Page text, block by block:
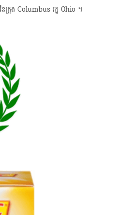
រុង Columbus រដ្ឋ Ohio ។